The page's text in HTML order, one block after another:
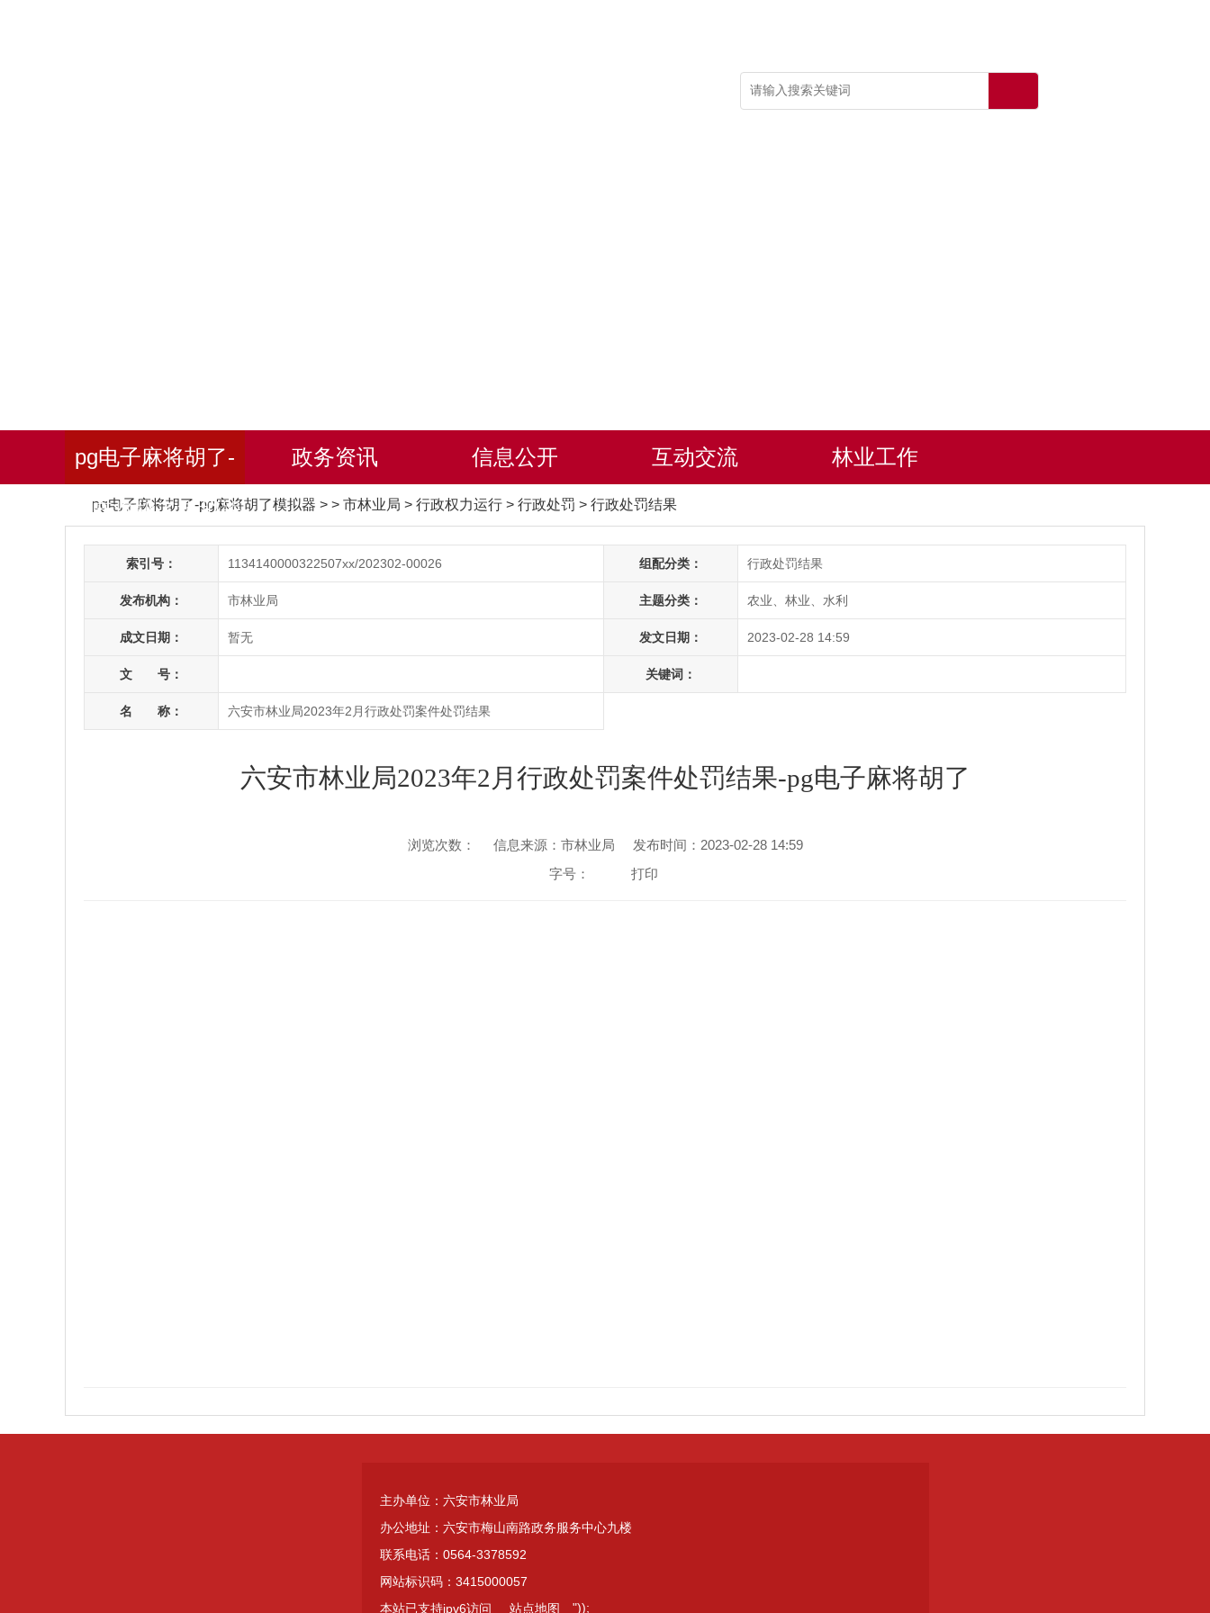
pg电子麻将胡了-
pg麻将胡了模拟器
政务资讯 信息公开 互动交流 林业工作
pg电子麻将胡了-pg麻将胡了模拟器 > > 市林业局 > 行政权力运行 > 行政处罚 > 行政处罚结果
索引号： 1134140000322507xx/202302-00026 组配分类： 行政处罚结果
发布机构： 市林业局 主题分类： 农业、林业、水利
成文日期： 暂无 发文日期： 2023-02-28 14:59
文 号： 关键词：
名 称： 六安市林业局2023年2月行政处罚案件处罚结果
六安市林业局2023年2月行政处罚案件处罚结果-pg电子麻将胡了
浏览次数： 信息来源：市林业局
发布时间：2023-02-28 14:59
字号：
打印
主办单位：六安市林业局
办公地址：六安市梅山南路政务服务中心九楼
联系电话：0564-3378592
网站标识码：3415000057
本站已支持ipv6访问
站点地图 "));